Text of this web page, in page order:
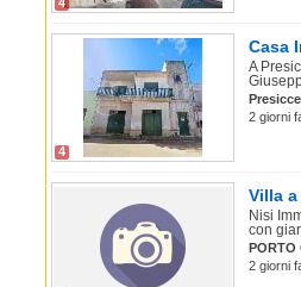
4
Casa
A
2 giorni
Villa
Nisi
con
PORTO
2 giorni